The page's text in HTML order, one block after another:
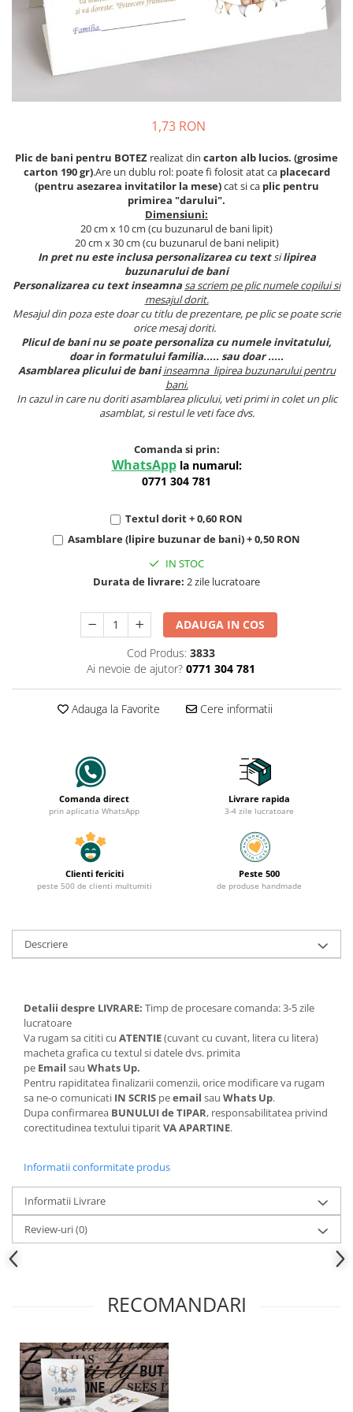
Meniuri & nr de BOTEZ
Plicuri si cartoane pentru INVITATII
TAVA pentru MOT
Trusouri & Lumanari Botez
Pahare Miri & Nasi
Cocarde nunta
Inmormatare/pomana
1,73 RON
Plic de bani pentru BOTEZ realizat din carton alb lucios. (grosime
carton 190 gr).Are un dublu rol: poate fi folosit atat ca placecard
(pentru asezarea invitatilor la mese)cat si ca plic pentru
primirea "darului".
Dimensiuni:
20 cm x 10 cm (cu buzunarul de bani lipit)
20 cm x 30 cm (cu buzunarul de bani nelipit)
In pret nu este inclusa personalizarea cu textsilipirea
buzunarului de bani
Personalizarea cu text inseamnasa scriem pe plic numele copilui si
mesajul dorit.
Mesajul din poza este doar cu titlu de prezentare, pe plic se poate scrie
orice mesaj doriti.
Plicul de bani nu se poate personaliza cu numele invitatului,
doar in formatului familia..... sau doar .....
Asamblarea plicului de baniinseamna lipirea buzunarului pentru
bani.
In cazul in care nu doriti asamblarea plicului, veti primi in colet un plic
asamblat, si restul le veti face dvs.
Comanda si prin:
WhatsApp la numarul:
0771 304 781
Textul dorit + 0,60 RON
Asamblare (lipire buzunar de bani) + 0,50 RON
IN STOC
Durata de livrare: 2 zile lucratoare
ADAUGA IN COS
Cod Produs: 3833
Ai nevoie de ajutor? 0771 304 781
Adauga la Favorite Cere informatii
Comanda direct
prin aplicatia WhatsApp
Livrare rapida
3-4 zile lucratoare
Clienti fericiti
peste 500 de clienti multumiti
Peste 500
de produse handmade
Descriere
Detalii despre LIVRARE: Timp de procesare comanda: 3-5 zile
lucratoare
Va rugam sa cititi cu ATENTIE(cuvant cu cuvant, litera cu litera)
macheta grafica cu textul si datele dvs. primita
pe Email sau Whats Up.
Pentru rapiditatea finalizarii comenzii, orice modificare va rugam
sa ne-o comunicati IN SCRIS peemail sau Whats Up.
Dupa confirmarea BUNULUI de TIPAR, responsabilitatea privind
corectitudinea textului tiparitVA APARTINE.
Informatii conformitate produs
Informatii Livrare
Review-uri(0)
RECOMANDARI